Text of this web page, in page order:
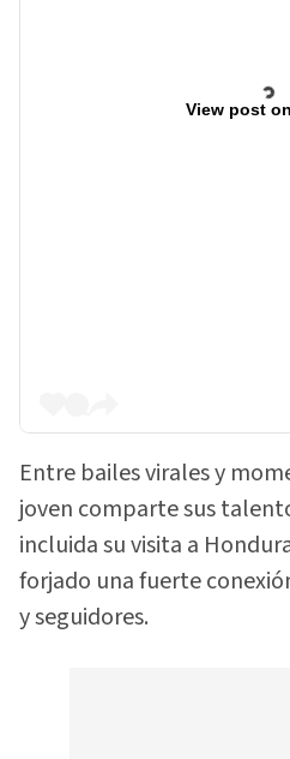
View post
Entre bailes virales y
joven comparte sus
incluida su visita a
forjado una fuerte
y seguidores.